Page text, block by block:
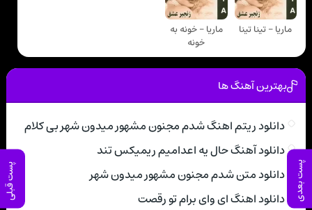
پست بعدی پست قبلی
ماریا - تینا تینا
ماریا - خونه به
خونه
بهترین آهنگ ها
دانلود ریتم اهنگ شدم مجنون مشهور میدون شهر بی کلام
دانلود آهنگ حال یه اعدامیم ریمیکس تند
دانلود متن شدم مجنون مشهور میدون شهر
دانلود اهنگ ای وای برام تو رقصت